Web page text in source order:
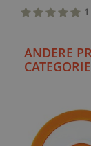
ANDERE